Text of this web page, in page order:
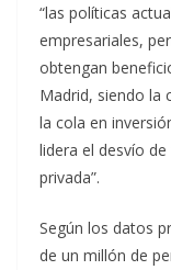
“las políticas
empresariales,
obtengan
Madrid, siendo la
la cola en
lidera el desvío
privada”.
Según los datos
de un millón de